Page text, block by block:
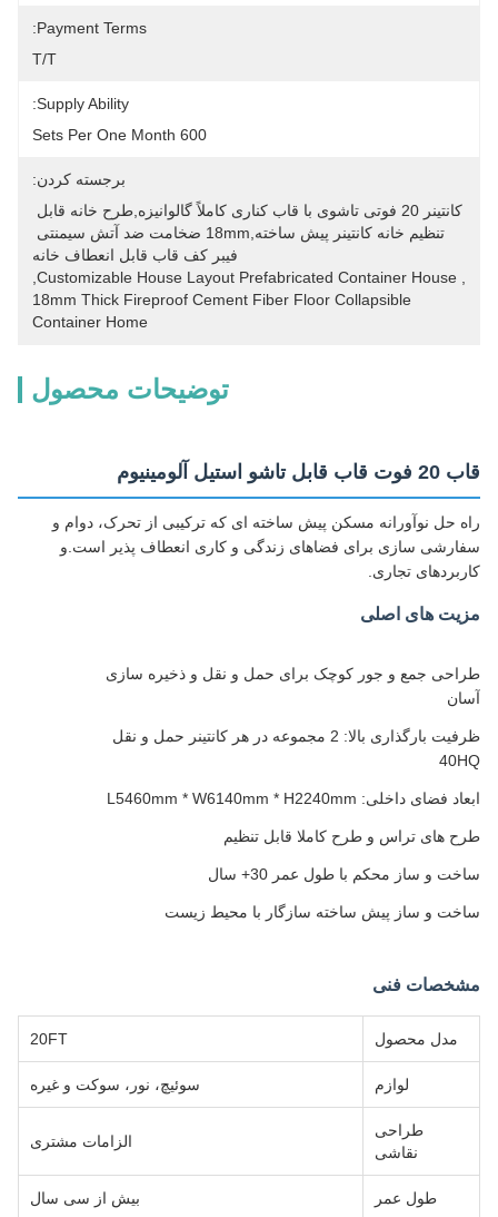
Payment Terms:
T/T
Supply Ability:
600 Sets Per One Month
برجسته کردن:
فیبر کف قاب قابل انعطاف خانه
Customizable House Layout Prefabricated Container House
18mm Thick Fireproof Cement Fiber Floor Collapsible
Container Home
توضیحات محصول
قاب 20 فوت قاب قابل تاشو استیل آلومینیوم
راه حل نوآورانه مسکن پیش ساخته ای که ترکیبی از تحرک، دوام و
سفارشی سازی برای فضاهای زندگی و کاری انعطاف پذیر است.و
کاربردهای تجاری.
مزیت های اصلی
طراحی جمع و جور کوچک برای حمل و نقل و ذخیره سازی
آسان
ظرفیت بارگذاری بالا: 2 مجموعه در هر کانتینر حمل و نقل
40HQ
ابعاد فضای داخلی: L5460mm * W6140mm * H2240mm
طرح های تراس و طرح کاملا قابل تنظیم
ساخت و ساز محکم با طول عمر 30+ سال
ساخت و ساز پیش ساخته سازگار با محیط زیست
مشخصات فنی
مدل محصول 20FT
لوازم سوئیچ، نور، سوکت و غیره
طراحی
نقاشی
الزامات مشتری
طول عمر بیش از سی سال